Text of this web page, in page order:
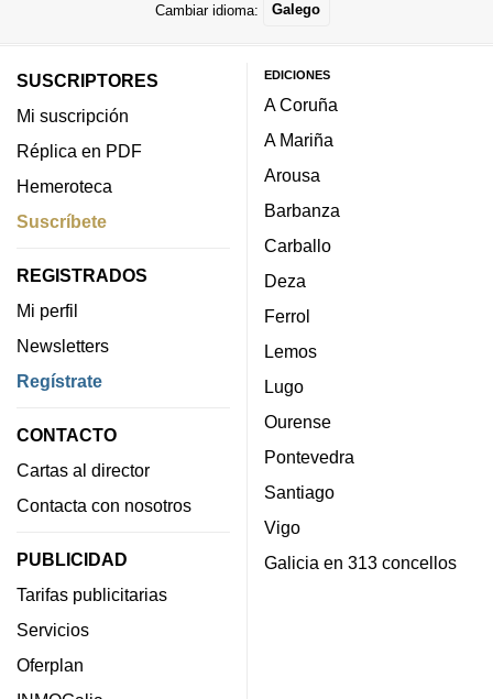
Cambiar idioma: Galego
SUSCRIPTORES
Mi suscripción
Réplica en PDF
Hemeroteca
Suscríbete
REGISTRADOS
Mi perfil
Newsletters
Regístrate
CONTACTO
Cartas al director
Contacta con nosotros
PUBLICIDAD
Tarifas publicitarias
Servicios
Oferplan
EDICIONES
A Coruña
A Mariña
Arousa
Barbanza
Carballo
Deza
Ferrol
Lemos
Lugo
Ourense
Pontevedra
Santiago
Vigo
Galicia en 313 concellos